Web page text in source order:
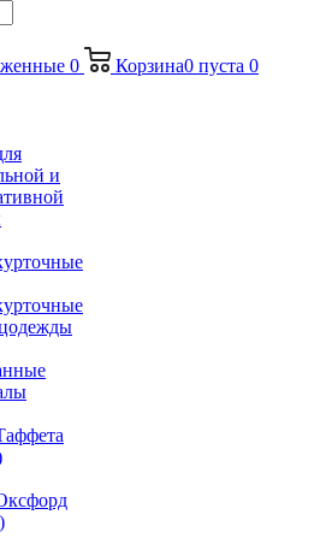
0 Корзина0 пуста 0
и